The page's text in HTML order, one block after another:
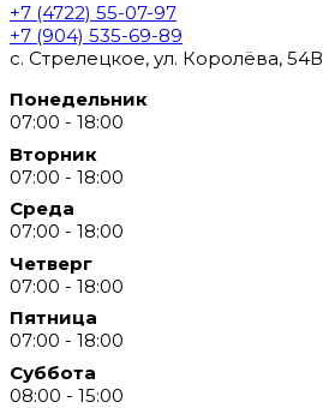
+7 (4722) 55-07-97
+7 (904) 535-69-89
с. Стрелецкое, ул. Королёва, 54В
Понедельник
07:00 - 18:00
Вторник
07:00 - 18:00
Среда
07:00 - 18:00
Четверг
07:00 - 18:00
Пятница
07:00 - 18:00
Суббота
08:00 - 15:00